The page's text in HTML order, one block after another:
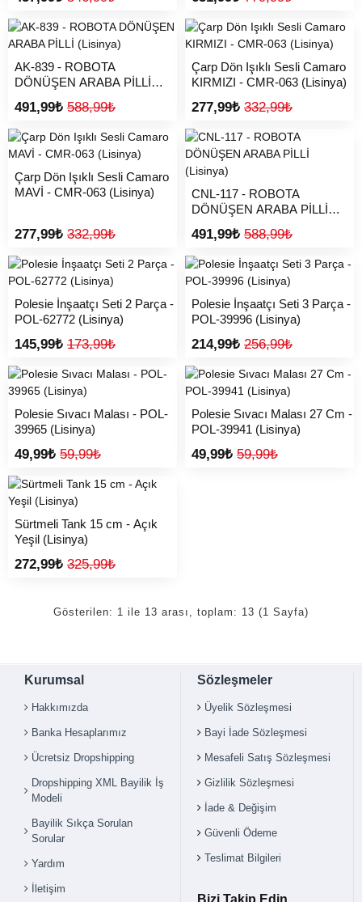
AK-839 - ROBOTA
DÖNÜŞEN ARABA PİLLİ
491,99₺ 588,99₺
Çarp Dön Işıklı Sesli Camaro
KIRMIZI - CMR-063 (Lisinya)
277,99₺ 332,99₺
Çarp Dön Işıklı Sesli Camaro
MAVİ - CMR-063 (Lisinya)
277,99₺ 332,99₺
CNL-117 - ROBOTA
DÖNÜŞEN ARABA PİLLİ
491,99₺ 588,99₺
Polesie İnşaatçı Seti 2 Parça -
POL-62772 (Lisinya)
145,99₺ 173,99₺
Polesie İnşaatçı Seti 3 Parça -
POL-39996 (Lisinya)
214,99₺ 256,99₺
Polesie Sıvacı Malası - POL-
39965 (Lisinya)
49,99₺ 59,99₺
Polesie Sıvacı Malası 27 Cm -
POL-39941 (Lisinya)
49,99₺ 59,99₺
Sürtmeli Tank 15 cm - Açık
Yeşil (Lisinya)
272,99₺ 325,99₺
Gösterilen: 1 ile 13 arası, toplam: 13 (1 Sayfa)
Kurumsal
Hakkımızda
Banka Hesaplarımız
Ücretsiz Dropshipping
Dropshipping XML Bayilik İş
Modeli
Bayilik Sıkça Sorulan
Sorular
Yardım
İletişim
Sözleşmeler
Üyelik Sözleşmesi
Bayi İade Sözleşmesi
Mesafeli Satış Sözleşmesi
Gizlilik Sözleşmesi
İade & Değişim
Güvenli Ödeme
Teslimat Bilgileri